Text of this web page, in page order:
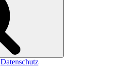
Datenschutz